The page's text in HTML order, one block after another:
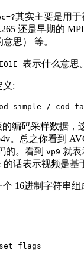
其实主要是用
还是早期的
思） 等。
表示什么意思。
义:
编码采样数据，
。总之你看到
的。看到 vp9 就表
的话表示视频是基
个 16进制字符串
flags